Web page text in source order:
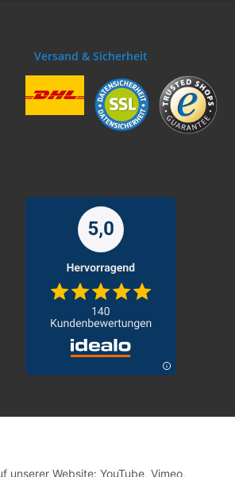
unserer Website: YouTube, Vimeo,
Versand & Sicherheit